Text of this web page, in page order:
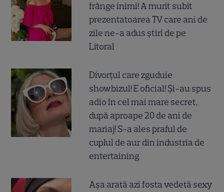
frânge inimi! A murit subit
prezentatoarea TV care ani de
zile ne-a adus știri de pe
Litoral
Divorțul care zguduie
showbizul! E oficial! Și-au spus
adio în cel mai mare secret,
după aproape 20 de ani de
mariaj! S-a ales praful de
cuplul de aur din industria de
entertaining
Așa arată azi fosta vedetă sexy